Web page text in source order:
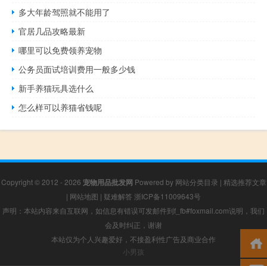
多大年龄驾照就不能用了
官居几品攻略最新
哪里可以免费领养宠物
公务员面试培训费用一般多少钱
新手养猫玩具选什么
怎么样可以养猫省钱呢
Copyright © 2012 - 2026 宠物用品批发网 Powered by 网站分类目录 | 精选推荐文章
| 网站地图 | 疑难解答 浙ICP备11009643号
声明：本站内容来自互联网，如信息有错误可发邮件到f_fb#foxmail.com说明，我们
会及时纠正，谢谢
本站仅为个人兴趣爱好，不接盈利性广告及商业合作
小男孩